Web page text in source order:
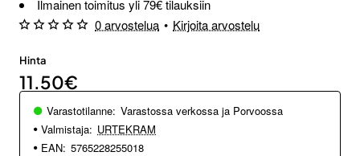
Ilmainen toimitus yli 79€ tilauksiin
0 arvostelua • Kirjoita arvostelu
Hinta
11.50€
Varastotilanne: Varastossa verkossa ja Porvoossa
Valmistaja: URTEKRAM
EAN: 5765228255018